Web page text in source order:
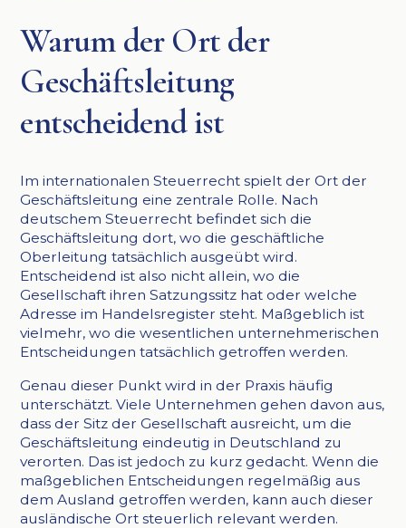
Warum der Ort der
Geschäftsleitung
entscheidend ist
Im internationalen Steuerrecht spielt der Ort der
Geschäftsleitung eine zentrale Rolle. Nach
deutschem Steuerrecht befindet sich die
Geschäftsleitung dort, wo die geschäftliche
Oberleitung tatsächlich ausgeübt wird.
Entscheidend ist also nicht allein, wo die
Gesellschaft ihren Satzungssitz hat oder welche
Adresse im Handelsregister steht. Maßgeblich ist
vielmehr, wo die wesentlichen unternehmerischen
Entscheidungen tatsächlich getroffen werden.
Genau dieser Punkt wird in der Praxis häufig
unterschätzt. Viele Unternehmen gehen davon aus,
dass der Sitz der Gesellschaft ausreicht, um die
Geschäftsleitung eindeutig in Deutschland zu
verorten. Das ist jedoch zu kurz gedacht. Wenn die
maßgeblichen Entscheidungen regelmäßig aus
dem Ausland getroffen werden, kann auch dieser
ausländische Ort steuerlich relevant werden.